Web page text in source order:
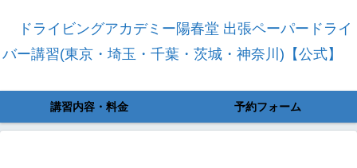
ドライビングアカデミー陽春堂 出張ペーパードライ
バー講習(東京・埼玉・千葉・茨城・神奈川)【公式】
講習内容・料金 予約フォーム